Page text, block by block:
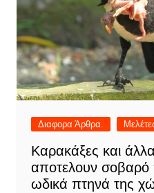
Διαφορα Άρθρα.
Καρακάξες και
αποτελουν σοβαρό
ωδικά πτηνά της